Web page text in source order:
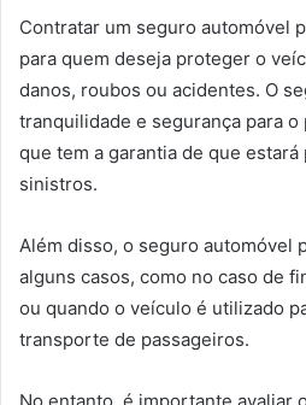
Contratar um seguro automóvel
para quem deseja proteger o
danos, roubos ou acidentes. O
tranquilidade e segurança para
que tem a garantia de que
sinistros.
Além disso, o seguro automóvel
alguns casos, como no caso de
ou quando o veículo é utilizado
transporte de passageiros.